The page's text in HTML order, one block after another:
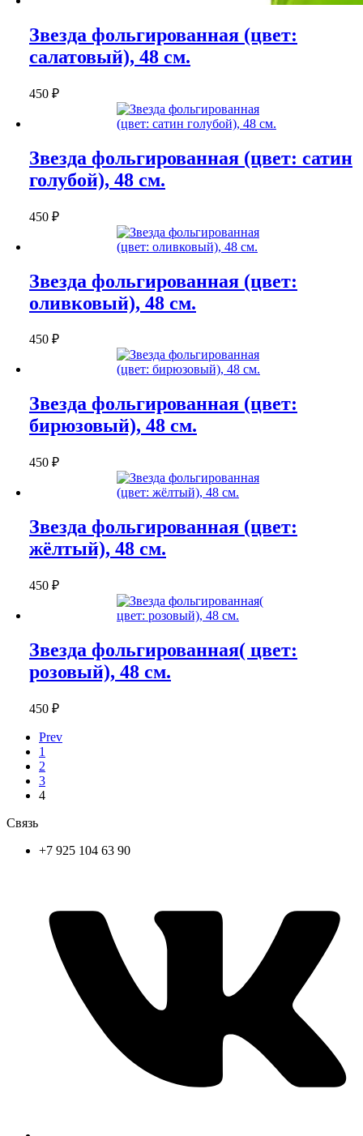
Звезда фольгированная (цвет:
салатовый), 48 см.
450 ₽
Звезда фольгированная (цвет: сатин
голубой), 48 см.
450 ₽
Звезда фольгированная (цвет:
оливковый), 48 см.
450 ₽
Звезда фольгированная (цвет:
бирюзовый), 48 см.
450 ₽
Звезда фольгированная (цвет:
жёлтый), 48 см.
450 ₽
Звезда фольгированная( цвет:
розовый), 48 см.
450 ₽
Prev
1
2
3
4
Связь
+7 925 104 63 90